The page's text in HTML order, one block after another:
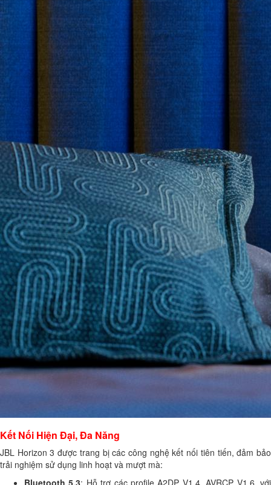
Kết Nối Hiện Đại, Đa Năng
JBL Horizon 3 được trang bị các công nghệ kết nối tiên tiến, đảm bảo
trải nghiệm sử dụng linh hoạt và mượt mà:
Bluetooth 5.3: Hỗ trợ các profile A2DP V1.4, AVRCP V1.6, với